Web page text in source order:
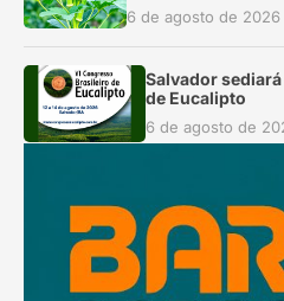
6 de agosto de 2026
Salvador
de Eucalipto
6 de agosto de